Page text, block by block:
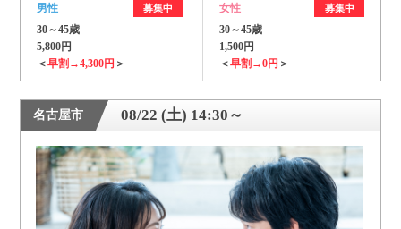
男性 募集中
30～45歳
5,800円
＜早割→4,300円 ＞
女性 募集中
30～45歳
1,500円
＜早割→0円 ＞
名古屋市 08/22 (土) 14:30～